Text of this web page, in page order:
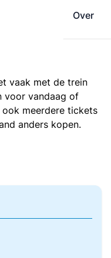
Over
vaak met de trein
voor vandaag of
meerdere tickets
anders kopen.